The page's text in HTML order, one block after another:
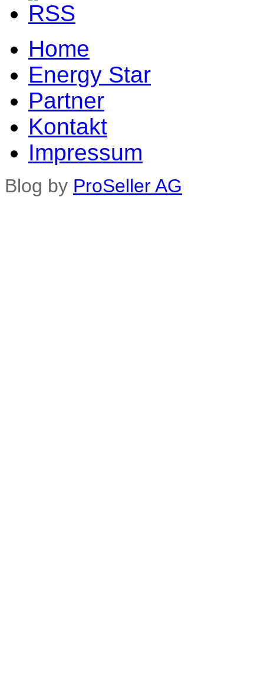
Home
Energy Star
Partner
Kontakt
Impressum
Blog by ProSeller AG